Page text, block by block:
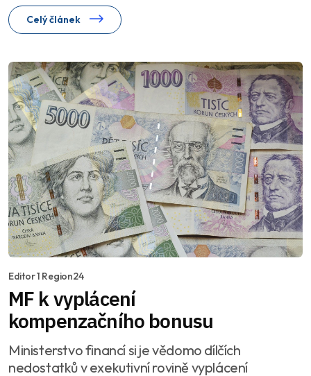
Celý článek
Editor 1 Region24
MF k vyplácení
kompenzačního bonusu
Ministerstvo financí si je vědomo dílčích
nedostatků v exekutivní rovině vyplácení